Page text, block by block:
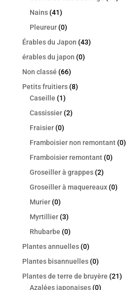
Nains (41)
Pleureur (0)
Érables du Japon (43)
érables du japon (0)
Non classé (66)
Petits fruitiers (8)
Caseille (1)
Cassissier (2)
Fraisier (0)
Framboisier non remontant (0)
Framboisier remontant (0)
Groseiller à grappes (2)
Groseiller à maquereaux (0)
Murier (0)
Myrtillier (3)
Rhubarbe (0)
Plantes annuelles (0)
Plantes bisannuelles (0)
Plantes de terre de bruyère (21)
Azalées japonaises (0)